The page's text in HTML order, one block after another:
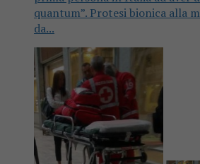
quantum”. Protesi bionica alla
da...